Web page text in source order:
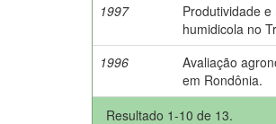
1997
Produtividade
humidicola no
1996
Avaliação
em Rondônia.
Resultado 1-10 de 13.